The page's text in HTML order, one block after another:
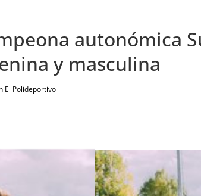
autonómica
y masculina
El Polideportivo